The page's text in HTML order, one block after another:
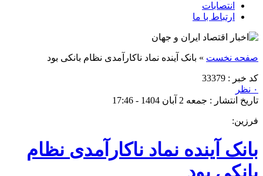
انتصابات
ارتباط با ما
صفحه نخست » بانک آینده نماد ناکارآمدی نظام بانکی بود
کد خبر : 33379
۰ نظر
تاریخ انتشار : جمعه 2 آبان 1404 - 17:46
فرزین:
بانک آینده نماد ناکارآمدی نظام